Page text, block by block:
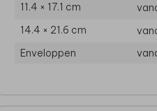
11.4 × 17.1 cm
14.4 × 21.6 cm
Enveloppen